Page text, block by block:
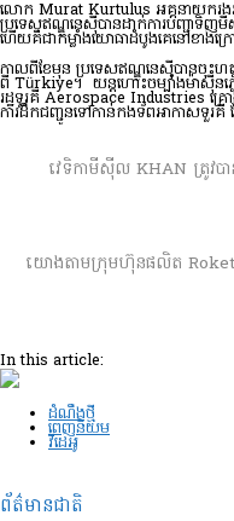
លោក Murat Kurtulus អគ្គនាយករ
ប្រទេសឥណ្ឌូនេស៊ីបានដាក់ការបញ្ជាទិញមី
ហើយគឺជាកម្លាំងយោធាដំបូងគេនៅខាងក្
កាល​ពី​ខែ​មុន ប្រទេស​ឥណ្ឌូនេស៊ី​បាន​ចុះ​
ពី Türkiye។ យន្តហោះចម្បាំងម៉ាស៊ីនភ្
រដ្ឋទួរគី Aerospace Industries គ្
ការដឹកជញ្ជូនទៅកាន់កងទ័ពអាកាសទួរគី
វេទិកាមីស៊ីល KHAN ត្រូវ
យោងតាមក្រុមហ៊ុនផលិត
In this article:
ដំណឹងថ្មី
ពេញនិយម
វីដេអូ
ព័ត៌មានជាតិ